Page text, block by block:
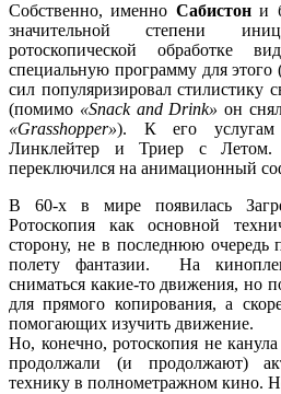
Собственно, именно Сабистони
значительной степени
ротоскопической обработке
специальную программу для этого
сил популяризировал стилистику
(помимо «Snack and Drink» он
«Grasshopper»). К его услугам
Линклейтер и Триер с Летом.
переключился на анимационный
В 60-х в мире появилась
Ротоскопия как основной
сторону, не в последнюю очередь
полету фантазии. На
сниматься какие-то движения, но
для прямого копирования, а
помогающих изучить движение.
Но, конечно, ротоскопия не
продолжали (и продолжают)
технику в полнометражном кино.